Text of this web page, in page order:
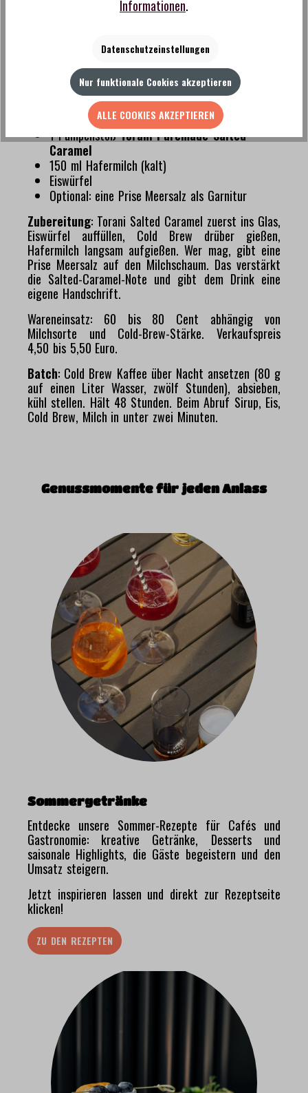
Salted Caramel und Hafermilch. Das ist kein
ernst genommen wird wie alles andere.
:
80 ml Cold Brew Kaffee (Rowdy Nr. 407
aufgezogen)
1 PumpenstoßTorani Puremade Salted
Caramel
150 ml Hafermilch (kalt)
Eiswürfel
Optional: eine Prise Meersalz als Garnitur
Zubereitung: Torani Salted Caramel zuerst ins Glas,
Eiswürfel auffüllen, Cold Brew drüber gießen,
Hafermilch langsam aufgießen. Wer mag, gibt eine
Prise Meersalz auf den Milchschaum. Das verstärkt
die Salted-Caramel-Note und gibt dem Drink eine
eigene Handschrift.
Wareneinsatz: 60 bis 80 Cent abhängig von
Milchsorte und Cold-Brew-Stärke. Verkaufspreis
4,50 bis 5,50 Euro.
Batch: Cold Brew Kaffee über Nacht ansetzen (80 g
auf einen Liter Wasser, zwölf Stunden), absieben,
kühl stellen. Hält 48 Stunden. Beim Abruf Sirup, Eis,
Cold Brew, Milch in unter zwei Minuten.
Genussmomente für jeden Anlass
Sommergetränke
Entdecke unsere Sommer-Rezepte für Cafés und
Gastronomie: kreative Getränke, Desserts und
saisonale Highlights, die Gäste begeistern und den
Umsatz steigern.
Jetzt inspirieren lassen und direkt zur Rezeptseite
klicken!
ZU DEN REZEPTEN
Informationen.
Datenschutzeinstellungen
Nur funktionale Cookies akzeptieren
ALLE COOKIES AKZEPTIEREN